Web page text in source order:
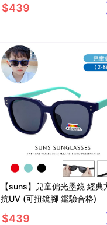
$439
【suns】兒童偏光墨鏡 經典
抗UV (可扭鏡腳 鑑驗合格)
$439